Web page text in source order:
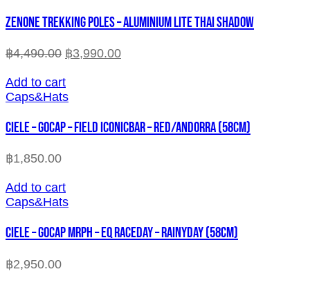
ZENONE TREKKING POLES – ALUMINIUM LITE THAI SHADOW
฿4,490.00 ฿3,990.00
Add to cart
Caps&Hats
CIELE – GOCAP – FIELD ICONICBAR – RED/ANDORRA (58cm)
฿1,850.00
Add to cart
Caps&Hats
CIELE – GOCAP MRPH – EQ RACEDAY – RAINYDAY (58cm)
฿2,950.00